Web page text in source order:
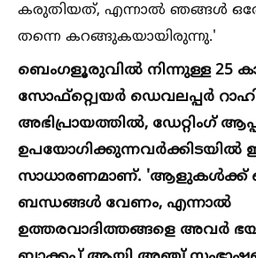
കരുതിയത്, എന്നാല്‍ ഞങ്ങള്‍ ഒരേ
തന്നെ കറങ്ങുകയായിരുന്നു.'
ബെംഗളൂരുവില്‍ നിന്നുള്ള 25
സോഫ്റ്റ്വെയര്‍ ഡെവലപ്പര്‍
അഭിപ്രായത്തില്‍, ഡേറ്റിംഗ്
ഉപയോഗിക്കുന്നവര്‍ക്കിടയില്‍
സാധാരണമാണ്. 'ആളുകള്‍ക്ക്
ബന്ധങ്ങള്‍ വേണം, എന്നാല്‍
ഉത്തരവാദിത്തങ്ങളെ അവര്‍